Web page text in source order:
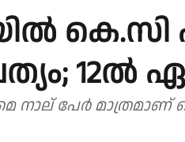
കെ.സി
12ൽ
നാല് പേർ മാത്രമാണ്